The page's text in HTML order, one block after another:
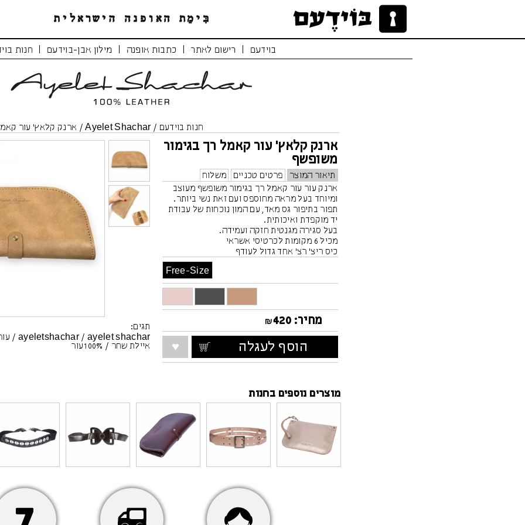
בוידעם רישום לאתר כתבות אופנה מילון אבן-בוידעם חנות
חנות בוידעם /
Ayelet Shachar
/ ארנק קלאץ’ עור
ארנק קלאץ’ עור קאמל רך בגימור
משופשף
תיאור המוצר פרטים טכניים
משלוח
ארנק עור עור קאמל רך בגימור משופשף מעוצב
ומיוחד בעל מראה מחוספס ועם זאת נשי ביותר.
תפור בתיפור גס מאד, עם המון נוכחות של עבודת
יד מוקפדת ואיכותית.
בעל סגירה מגנטית חזקה ועמידה.
מכיל 6 מקומות לכרטיסי אשראי
כיס ריצ' רצ' אחד גדול לעודף
ושני תאים גדולים שיכולים להכיל שטרות,
מכיל מקום מיוחד לעט במרכז הארנק
ניתן להשתמש גם כתיק קלאץ' - הכיסים הגדולים
שלו יכולים להכיל פלאפון וצרור מפתחות קטן
Free-Size
מחיר: ₪420
הוסף לעגלה
תגים:
ayeletshachar /ayelet shachar
/
איילת שחר / 100%עור
מוצרים נוספים בחנות